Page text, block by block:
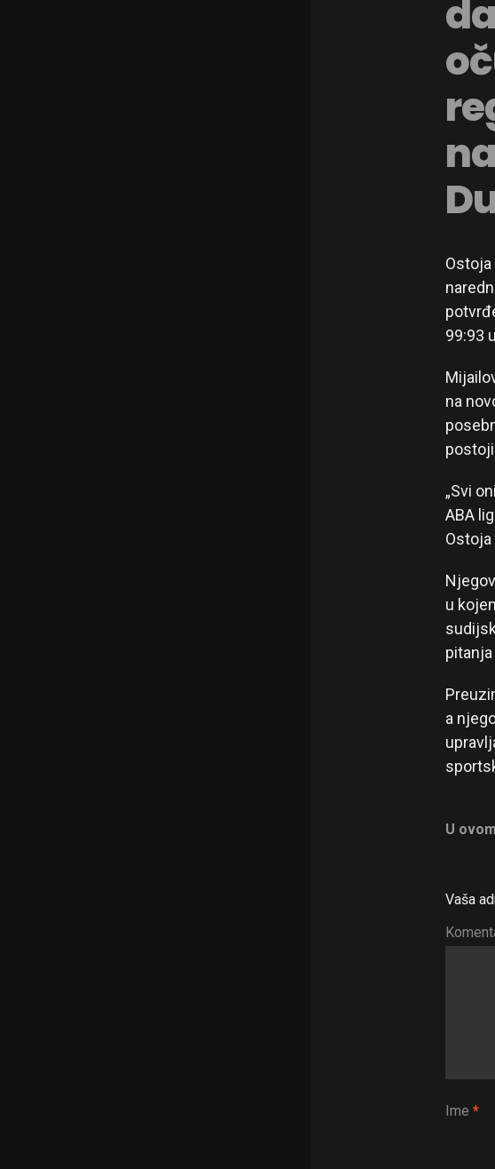
Ostoja
99:93
na
„Svi
ABA
u
a
U
Vaša
Ime *